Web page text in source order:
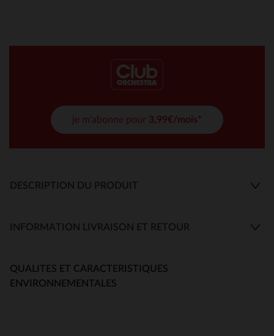
je m'abonne pour 3,99€/mois*
DESCRIPTION DU PRODUIT
INFORMATION LIVRAISON ET RETOUR
QUALITES ET CARACTERISTIQUES
ENVIRONNEMENTALES